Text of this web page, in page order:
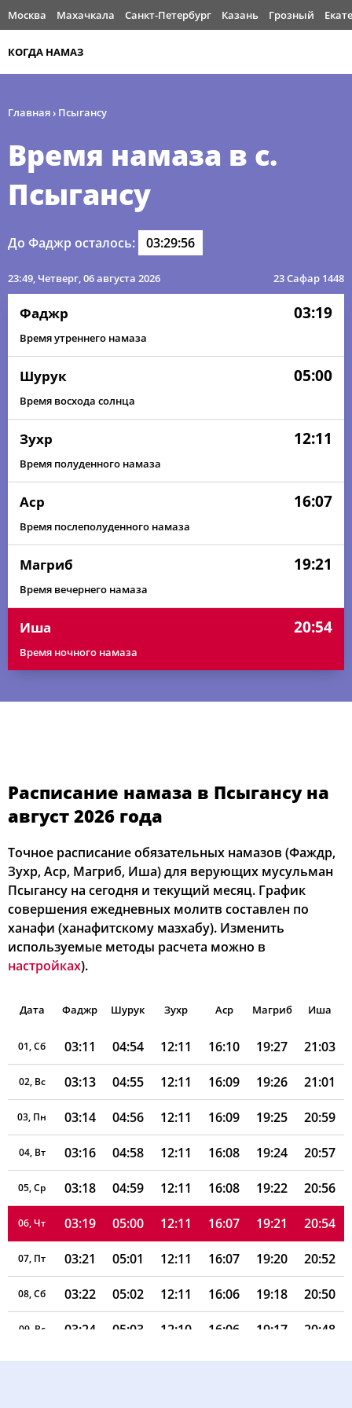
Москва Махачкала Санкт-Петербург Казань Грозный
КОГДА НАМАЗ
Главная› Псыгансу
Время намаза в с.
Псыгансу
До Фаджр осталось: 03:29:55
23:49, Четверг, 06 августа 2026 23 Сафар 1448
Фаджр 03:19
Время утреннего намаза
Шурук 05:00
Время восхода солнца
Зухр 12:11
Время полуденного намаза
Аср 16:07
Время послеполуденного намаза
Магриб 19:21
Время вечернего намаза
Иша 20:54
Время ночного намаза
Расписание намаза в Псыгансу на
август 2026 года
Точное расписание обязательных намазов (Фаждр,
Зухр, Аср, Магриб, Иша) для верующих мусульман
Псыгансу на сегодня и текущий месяц. График
совершения ежедневных молитв составлен по
ханафи (ханафитскому мазхабу). Изменить
используемые методы расчета можно в
настройках).
Дата Фаджр Шурук Зухр Аср Магриб Иша
01, Сб 03:11 04:54 12:11 16:10 19:27 21:03
02, Вс 03:13 04:55 12:11 16:09 19:26 21:01
03, Пн 03:14 04:56 12:11 16:09 19:25 20:59
04, Вт 03:16 04:58 12:11 16:08 19:24 20:57
05, Ср 03:18 04:59 12:11 16:08 19:22 20:56
06, Чт 03:19 05:00 12:11 16:07 19:21 20:54
07, Пт 03:21 05:01 12:11 16:07 19:20 20:52
08, Сб 03:22 05:02 12:11 16:06 19:18 20:50
09, Вс 03:24 05:03 12:10 16:06 19:17 20:48
10, Пн 03:26 05:04 12:10 16:05 19:16 20:47